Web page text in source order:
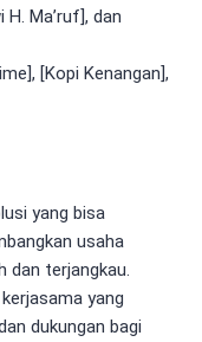
Ma’ruf], dan
[Kopi Kenangan],
yang bisa
usaha
dan terjangkau.
yang
dukungan bagi